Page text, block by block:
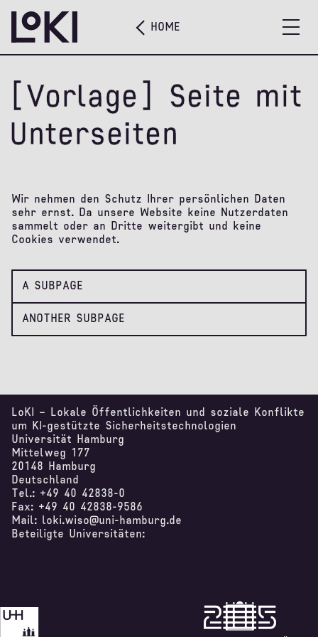
HOME
[Vorlage] Seite mit
Unterseiten
Wir nehmen den Schutz Ihrer persönlichen Daten
sehr ernst. Da unsere Website keine Nutzerdaten
sammelt oder an Dritte weitergibt und keine
Cookies verwendet.
A SUBPAGE
ANOTHER SUBPAGE
LoKI – Lokale Öffentlichkeiten und soziale Konflikte
um KI-gestützte Sicherheitstechnologien
Universität Hamburg
Mittelweg 177
20148 Hamburg
Deutschland
Tel.: +49 40 42838-0
Fax: +49 40 42838-9586
Mail: loki.wiso@uni-hamburg.de
Beteiligte Universitäten: